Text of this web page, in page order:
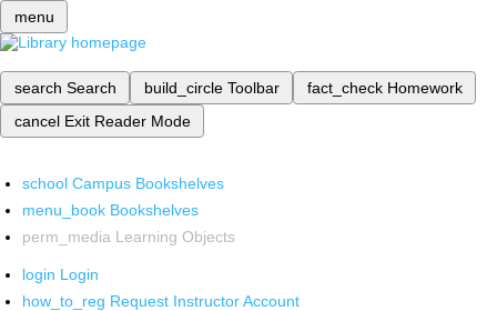
menu
search Search build_circle Toolbar fact_check Homework
cancel Exit Reader Mode
school Campus Bookshelves
menu_book Bookshelves
perm_media Learning Objects
login Login
how_to_reg Request Instructor Account